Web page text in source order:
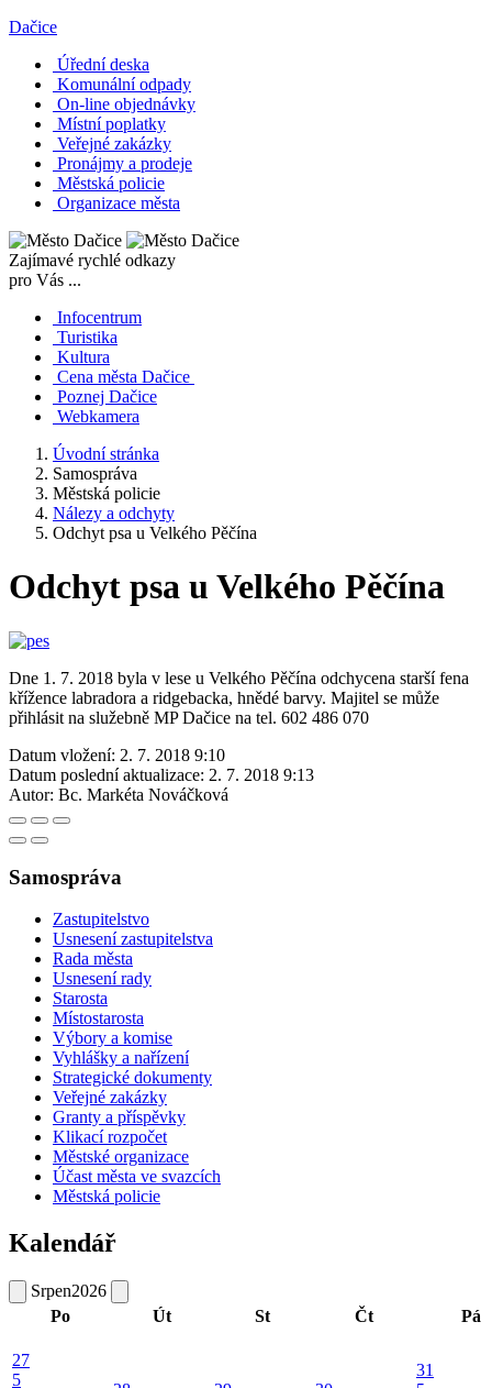
Dačice
Úřední deska
Komunální odpady
On-line objednávky
Místní poplatky
Veřejné zakázky
Pronájmy a prodeje
Městská policie
Organizace města
Zajímavé rychlé odkazy
pro Vás ...
Infocentrum
Turistika
Kultura
Cena města Dačice
Poznej Dačice
Webkamera
Úvodní stránka
Samospráva
Městská policie
Nálezy a odchyty
Odchyt psa u Velkého Pěčína
Odchyt psa u Velkého Pěčína
Dne 1. 7. 2018 byla v lese u Velkého Pěčína odchycena starší fena
křížence labradora a ridgebacka, hnědé barvy. Majitel se může
přihlásit na služebně MP Dačice na tel. 602 486 070
Datum vložení: 2. 7. 2018 9:10
Datum poslední aktualizace: 2. 7. 2018 9:13
Autor: Bc. Markéta Nováčková
Samospráva
Zastupitelstvo
Usnesení zastupitelstva
Rada města
Usnesení rady
Starosta
Místostarosta
Výbory a komise
Vyhlášky a nařízení
Strategické dokumenty
Veřejné zakázky
Granty a příspěvky
Klikací rozpočet
Městské organizace
Účast města ve svazcích
Městská policie
Kalendář
Srpen2026
Po
Út St Čt Pá
27
5
31